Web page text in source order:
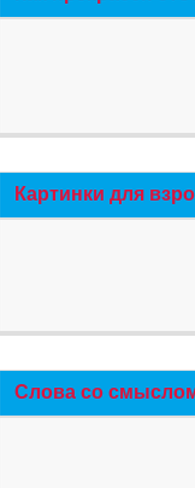
Картинки для
Слова со